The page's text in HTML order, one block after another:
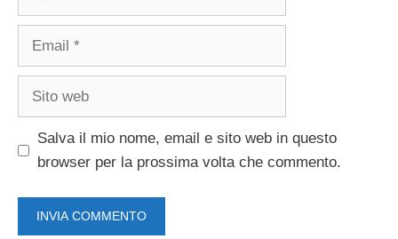
Email
Sito
Salva il mio nome, email e sito web in questo
browser per la prossima volta che commento.